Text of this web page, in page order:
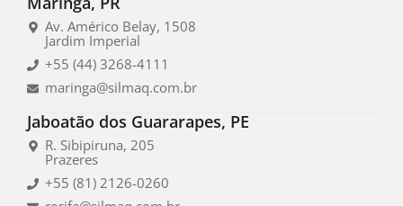
Av. Américo Belay, 1508
Jardim Imperial
+55 (44) 3268-4111
maringa@silmaq.com.br
Jaboatão dos Guararapes, PE
R. Sibipiruna, 205
Prazeres
+55 (81) 2126-0260